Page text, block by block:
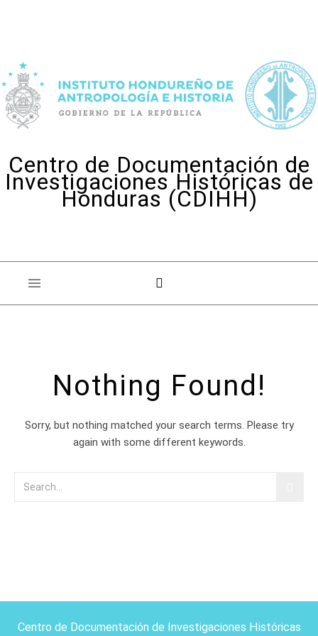
Centro de Documentación de
Investigaciones Históricas de
Honduras (CDIHH)
Nothing Found!
Sorry, but nothing matched your search terms. Please try
again with some different keywords.
Centro de Documentación de Investigaciones Históricas